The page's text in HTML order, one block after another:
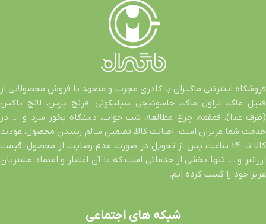
فروشگاه اینترنتی ماگیران با کادری مجرب و متعهد با فروش محصولاتی از
قبیل ماگ، تراول ماگ، جاسوئیچی سیلیکونی، فرنچ پرس، لانچ باکس
(ظرف غذا)، قمقمه، چراغ مطالعه، شب خواب، دستگاه بخور سرد و … در
خدمت شما عزیزان است. اصالت کالا، تضمین سالم رسیدن محصول، عودت
کالا تا 24 ساعت پس از تحویل در صورت عدم رضایت از محصول، قیمت
ارزانتر و … تنها بخشی از خدماتی است که با آن اعتبار و اعتماد مشتریان
عزیز خود را کسب کرده ایم.
شبکه های اجتماعی